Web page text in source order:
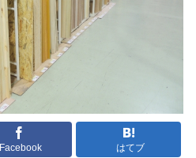
Facebook はてブ